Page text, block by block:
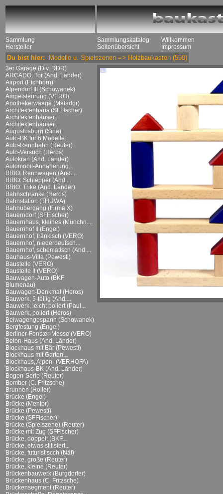
Sammlung
Hersteller
Sammlungskatalog
Seitenübersicht
Willkommen
Impressum
Du bist hier: Modelle u. Spielszenen => Holzbaukasten (550)
3er Garage (Div. DDR)
ARCADO: Tor (And. Länder)
Airport (Eichhorn)
Alpendorf III (Schowanek)
Ampelsteürung (VERO)
Apothekerwaage (Matador)
Architektenhaus (SFFischer)
Architektenhäuser...
Architektenhäuser...
Augustusburg (Sina)
Auto-BK für 6 Modelle...
Auto-Rennbahn (Reuter)
Auto-Versuch (Heros)
Autokran (And. Länder)
Automobil-Annäherung...
BRIO: Rennwagen (And....
BRIO: Schlepper (And....
BRIO: Trike (And. Länder)
Bahnschranke (Heros)
Bahnstation (THUWA)
Bahnübergang (Firma X)
Bauerndorf (SFFischer)
Bauernhaus, kleines (Münchn....
Bauernhof II (Engel)
Bauernhof, fränkisch (VERO)
Bauernhof, niederdeutsch...
Bauernhof, schematisch (And....
Bauhaus-Villa (Pewesti)
Baustelle (VERO)
Baustelle II (VERO)
Bauwagen-Auto (BKF
Blumenau)
Bauwagen-Denkmal (Heros)
Bauwerk, 5-teilig (And....
Bauwerk, leicht poliert (Paul...
Bauwerk, poliert (Heros)
Beiwagengespann (Schowanek)
Bergfestung (Engel)
Berliner-Fenster-Messe (VERO)
Beton-Haus (And. Länder)
Blockhaus mit Bär (Pewesti)
Blockhaus mit Garten...
Blockhaus, Alpen- (VERHOFA)
Blockhaus-BK (And. Länder)
Bogen-Serie (Reuter)
Bomber (C. Fritzsche)
Brunnen (Holler)
Brücke (Engel)
Brücke (Mentor)
Brücke (Pewesti)
Brücke (SFFischer)
Brücke (Spielszene) (Reuter)
Brücke mit Zug (SFFischer)
Brücke, doppelt (BKF...
Brücke, etwas stilisiert...
Brücke, futuristiscch (Näf)
Brücke, große (Reuter)
Brücke, kleine (Reuter)
Brückenbauwerk (Burgdorfer)
Brückenhaus (C. Fritzsche)
Brückensegment (Reuter)